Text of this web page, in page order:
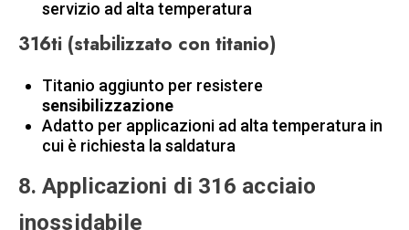
servizio ad alta temperatura
316ti (stabilizzato con titanio)
Titanio aggiunto per resistere
sensibilizzazione
Adatto per applicazioni ad alta temperatura in
cui è richiesta la saldatura
8. Applicazioni di 316 acciaio
inossidabile